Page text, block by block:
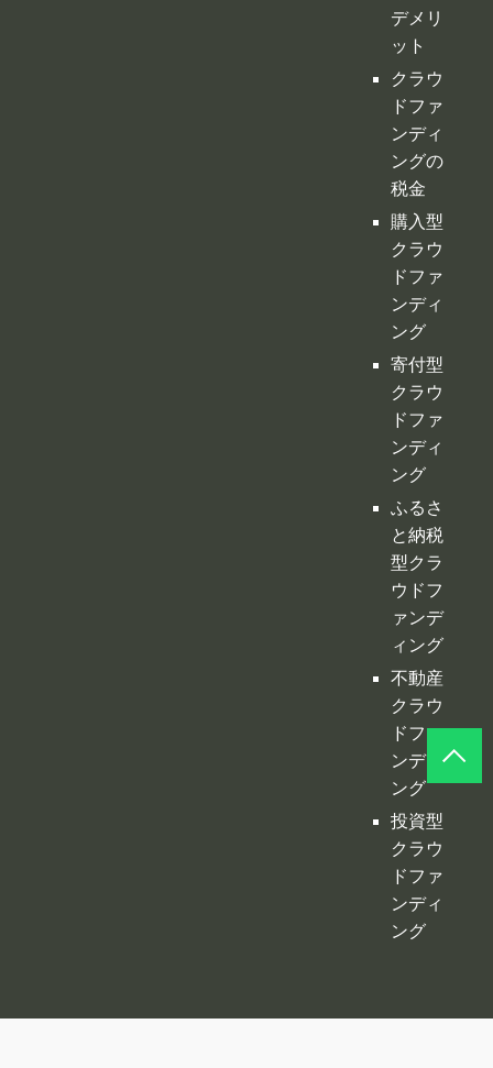
税金
購入型
クラウ
ドファ
ンディ
ング
寄付型
クラウ
ドファ
ンディ
ング
ふるさ
と納税
型クラ
ウドフ
ァンデ
ィング
不動産
クラウ
ドファ
ンディ
ング
投資型
クラウ
ドファ
ンディ
ング